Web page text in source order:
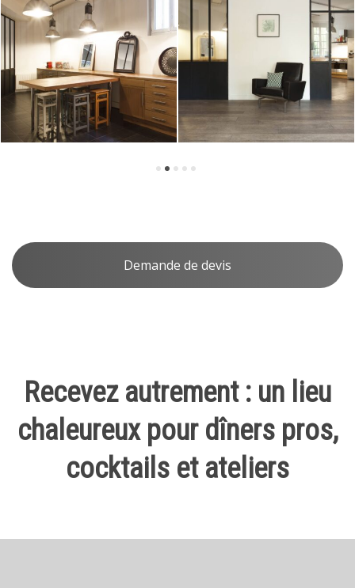
Demande de devis
Recevez autrement : un lieu
chaleureux pour dîners pros,
cocktails et ateliers